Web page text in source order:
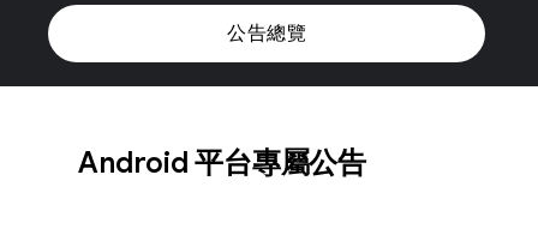
公告總覽
Android 平台專屬公告